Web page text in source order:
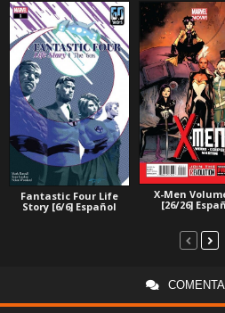
Fantastic Four Life
Story [6/6] Español
X-Men
[26/26]